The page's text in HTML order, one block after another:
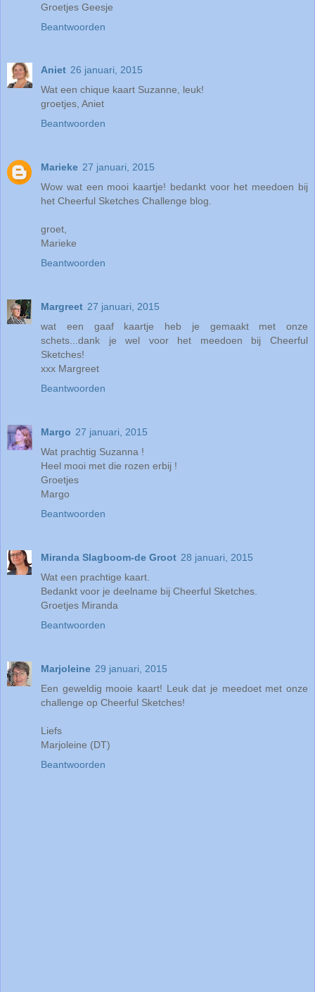
Groetjes Geesje
Beantwoorden
Aniet 26 januari, 2015
Wat een chique kaart Suzanne, leuk!
groetjes, Aniet
Beantwoorden
Marieke 27 januari, 2015
Wow wat een mooi kaartje! bedankt voor het meedoen bij
het Cheerful Sketches Challenge blog.
groet,
Marieke
Beantwoorden
Margreet 27 januari, 2015
wat een gaaf kaartje heb je gemaakt met onze
schets...dank je wel voor het meedoen bij Cheerful
Sketches!
xxx Margreet
Beantwoorden
Margo 27 januari, 2015
Wat prachtig Suzanna !
Heel mooi met die rozen erbij !
Groetjes
Margo
Beantwoorden
Miranda Slagboom-de Groot 28 januari, 2015
Wat een prachtige kaart.
Bedankt voor je deelname bij Cheerful Sketches.
Groetjes Miranda
Beantwoorden
Marjoleine 29 januari, 2015
Een geweldig mooie kaart! Leuk dat je meedoet met onze
challenge op Cheerful Sketches!
Liefs
Marjoleine (DT)
Beantwoorden